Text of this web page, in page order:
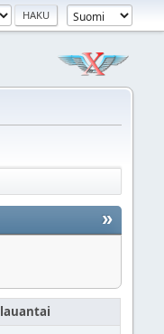
»
lauantai